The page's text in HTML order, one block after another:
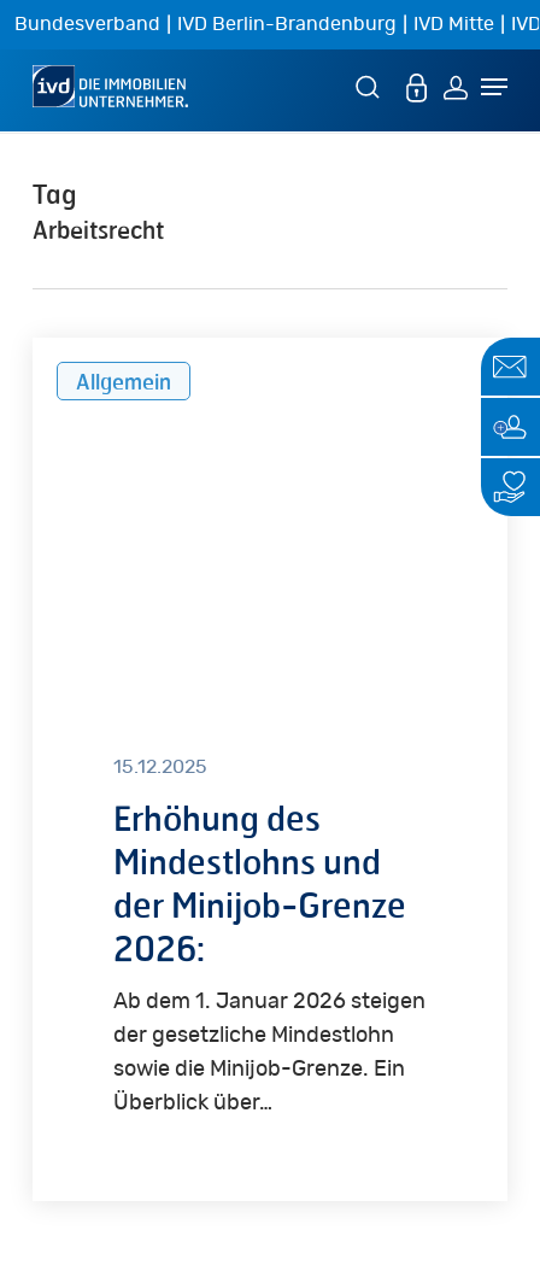
Skip
main
Bundesverband | IVD Berlin-Brandenburg | IVD Mitte |
Tag
Arbeitsrecht
Allgemein
15.12.2025
Erhöhung des
Mindestlohns und
der Minijob-Grenze
2026:
Ab dem 1. Januar 2026 steigen
der gesetzliche Mindestlohn
sowie die Minijob-Grenze. Ein
Überblick über…